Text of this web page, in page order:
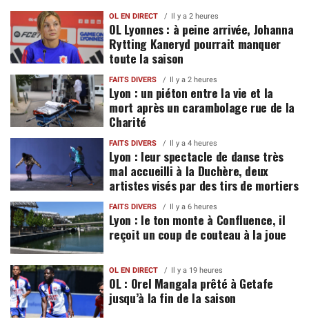
OL EN DIRECT Il y a 2 heures
OL Lyonnes : à peine arrivée, Johanna
Rytting Kaneryd pourrait manquer
toute la saison
FAITS DIVERS Il y a 2 heures
Lyon : un piéton entre la vie et la
mort après un carambolage rue de la
Charité
FAITS DIVERS Il y a 4 heures
Lyon : leur spectacle de danse très
mal accueilli à la Duchère, deux
artistes visés par des tirs de mortiers
FAITS DIVERS Il y a 6 heures
Lyon : le ton monte à Confluence, il
reçoit un coup de couteau à la joue
OL EN DIRECT Il y a 19 heures
OL : Orel Mangala prêté à Getafe
jusqu’à la fin de la saison